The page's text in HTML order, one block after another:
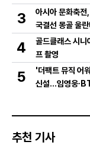
3
아시아 문화축
국결선 몽골 울
4
골드클래스 시니
프 촬영
5
'더팩트 뮤직 어
신설...임영웅
추천 기사